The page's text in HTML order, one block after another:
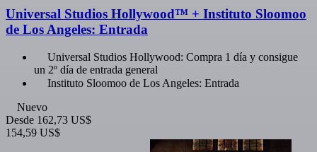
Universal Studios Hollywood™ + Instituto Sloomoo
de Los Angeles: Entrada
Universal Studios Hollywood: Compra 1 día y consigue
un 2º día de entrada general
Instituto Sloomoo de Los Angeles: Entrada
Nuevo
Desde 162,73 US$
154,59 US$